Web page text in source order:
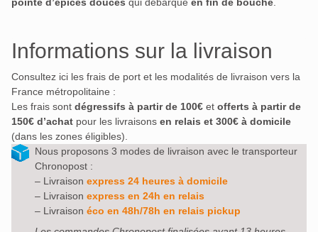
pointe d’épices douces qui débarque en fin de bouche.
Informations sur la livraison
Consultez ici les frais de port et les modalités de livraison vers la
France métropolitaine :
Les frais sont dégressifs à partir de 100€ et offerts à partir de
150€ d’achat pour les livraisons en relais et 300€ à domicile
(dans les zones éligibles).
Nous proposons 3 modes de livraison avec le transporteur
Chronopost :
– Livraison express 24 heures à domicile
– Livraison express en 24h en relais
– Livraison éco en 48h/78h en relais pickup